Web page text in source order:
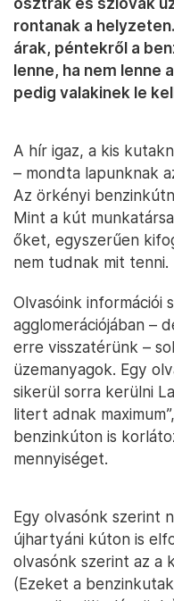
rontanak a
árak, péntekről a
lenne, ha nem lenne
pedig valakinek le
A hír igaz, a kis
– mondta lapunknak
Az örkényi
Mint a kút
őket, egyszerűen
nem tudnak mit tenni.
Olvasóink információi
agglomerációjában –
erre visszatérünk –
üzemanyagok. Egy
sikerül sorra kerülni
litert adnak
benzinkúton is
mennyiséget.
Egy olvasónk szerint
újhartyáni kúton is
olvasónk szerint az a
(Ezeket a